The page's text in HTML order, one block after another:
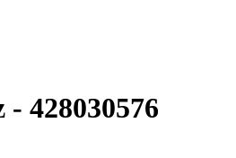
428030576